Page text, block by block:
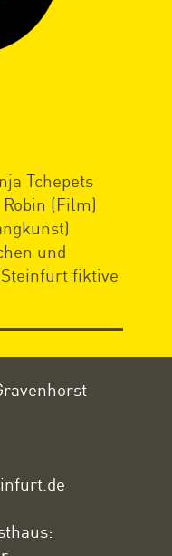
Tchepets
(Film)
und
fiktive